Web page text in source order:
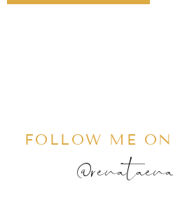
FOLLOW ME